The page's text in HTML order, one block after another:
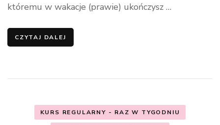
któremu w wakacje (prawie) ukończysz …
CZYTAJ DALEJ
KURS REGULARNY - RAZ W TYGODNIU